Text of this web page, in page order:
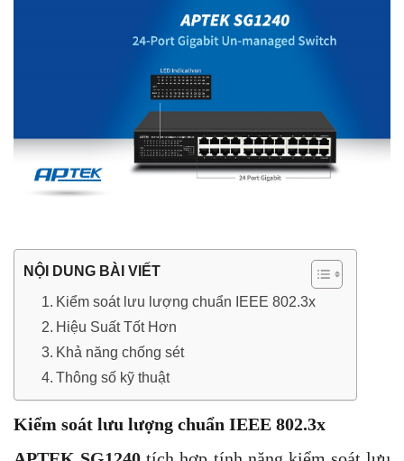
NỘI DUNG BÀI VIẾT
Kiểm soát lưu lượng chuẩn IEEE 802.3x
Hiệu Suất Tốt Hơn
Khả năng chống sét
Thông số kỹ thuật
Kiểm soát lưu lượng chuẩn IEEE 802.3x